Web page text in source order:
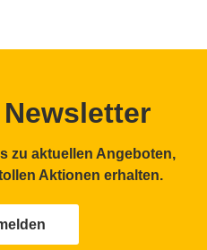
zu aktuellen Angeboten,
Aktionen erhalten.